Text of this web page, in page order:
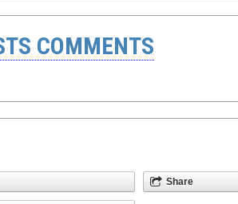
COMMENTS
Share